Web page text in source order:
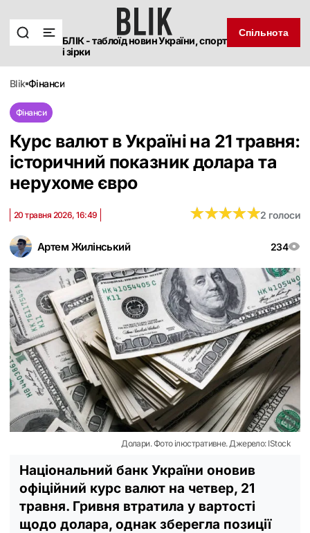
БЛІК - таблоїд новин України, спорт
і зірки
Спільнота
blik фінанси
Фінанси
Курс валют в Україні на 21 травня:
історичний показник долара та
нерухоме євро
Артем Жилінський 234
20 травня 2026, 16:49 ★★★★★
★★★★★2 голоси
Долари. Фото ілюстративне. Джерело: IStock
Національний банк України оновив
офіційний курс валют на четвер, 21
травня. Гривня втратила у вартості
щодо долара, однак зберегла позиції